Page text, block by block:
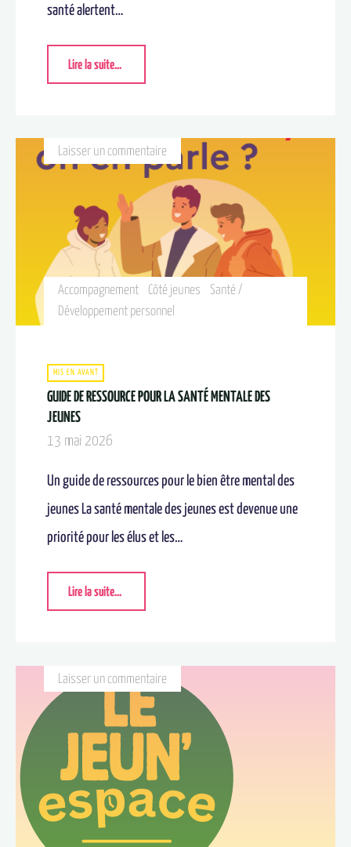
santé alertent…
Lire la suite...
Accompagnement Côté jeunes
Santé /
Développement personnel
Laisser un commentaire
MIS EN AVANT
GUIDE DE RESSOURCE POUR LA SANTÉ MENTALE DES
JEUNES
13 mai 2026
Un guide de ressources pour le bien être mental des
jeunes La santé mentale des jeunes est devenue une
priorité pour les élus et les…
Lire la suite...
Laisser un commentaire